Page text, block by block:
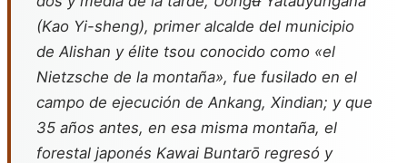
(Kao Yi-sheng), primer alcalde del municipio
de Alishan y élite tsou conocido como «el
Nietzsche de la montaña», fue fusilado en el
campo de ejecución de Ankang, Xindian; y que
35 años antes, en esa misma montaña, el
forestal japonés Kawai Buntarō regresó y